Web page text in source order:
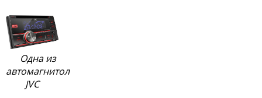
Одна из
автомагнитол
JVC